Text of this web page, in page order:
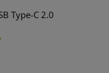
Type-C 2.0